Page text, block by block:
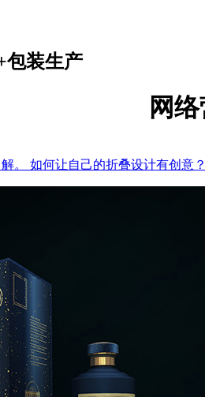
包装生产
网
。 如何让自己的折叠设计有创意？